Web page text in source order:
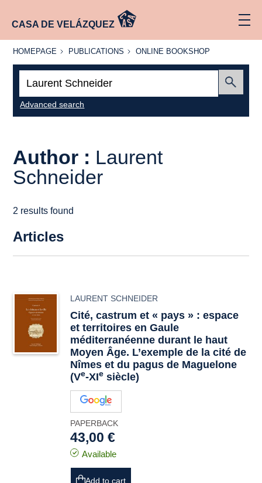
CASA DE VELÁZQUEZ
HOMEPAGE
HOMEPAGE PUBLICATIONS
PUBLICATIONS
ONLINE
ONLINE BOOKSHOP
Advanced search
Author : Laurent
Schneider
2 results found
Articles
LAURENT SCHNEIDER
Cité, castrum et « pays » : espace
et territoires en Gaule
méditerranéenne durant le haut
Moyen Âge. L’exemple de la cité de
Nîmes et du pagus de Maguelone
(Ve-XIe siècle)
PAPERBACK
43,00 €
Available
Add to cart